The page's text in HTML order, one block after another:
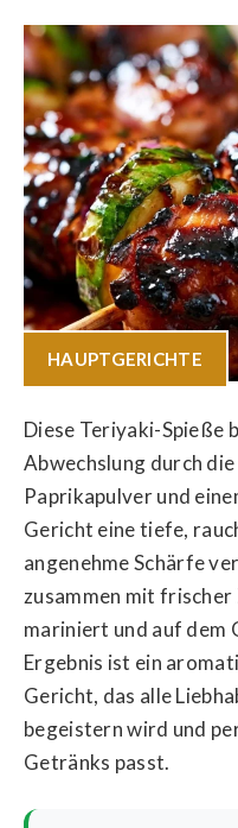
HAUPTGERICHTE
Diese Teriyaki-Spieße
Abwechslung durch
Paprikapulver und
Gericht eine tiefe,
angenehme Schärfe
zusammen mit
mariniert und auf dem
Ergebnis ist ein
Gericht, das alle
begeistern wird und
Getränks passt.